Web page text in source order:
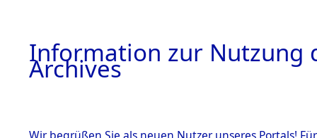
Information zur Nutzung
Archives